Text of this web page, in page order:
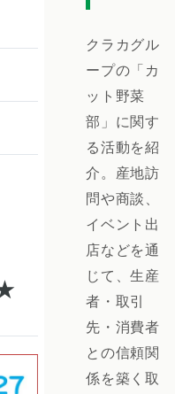
クラカグル
ープの「カ
ット野菜
部」に関す
る活動を紹
介。産地訪
問や商談、
イベント出
店などを通
じて、生産
者・取引
先・消費者
との信頼関
係を築く取